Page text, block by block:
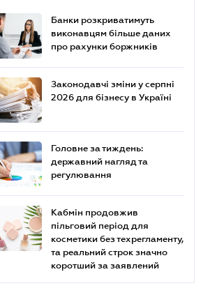
Банки розкриватимуть
виконавцям більше даних
про рахунки боржників
Законодавчі зміни у серпні
2026 для бізнесу в Україні
Головне за тиждень:
державний нагляд та
регулювання
Кабмін продовжив
пільговий період для
косметики без техрегламенту,
та реальний строк значно
коротший за заявлений